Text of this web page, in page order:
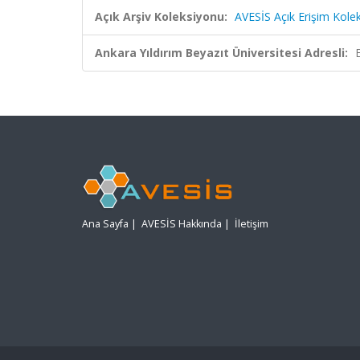
Açık Arşiv Koleksiyonu: AVESİS Açık Erişim
Ankara Yıldırım Beyazıt Üniversitesi Adresli:
Ana Sayfa | AVESİS Hakkında | İletişim